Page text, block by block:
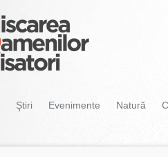
Ştiri Evenimente Natură